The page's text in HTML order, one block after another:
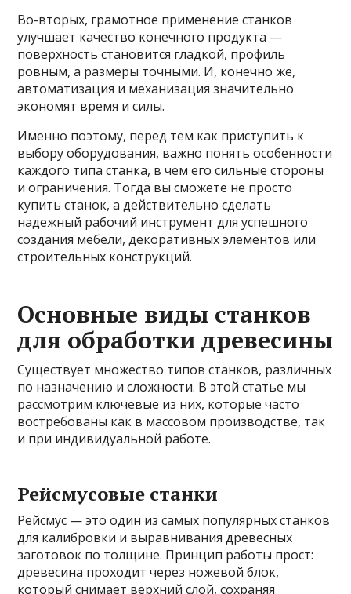
Во-вторых, грамотное применение станков
улучшает качество конечного продукта —
поверхность становится гладкой, профиль
ровным, а размеры точными. И, конечно же,
автоматизация и механизация значительно
экономят время и силы.
Именно поэтому, перед тем как приступить к
выбору оборудования, важно понять особенности
каждого типа станка, в чём его сильные стороны
и ограничения. Тогда вы сможете не просто
купить станок, а действительно сделать
надежный рабочий инструмент для успешного
создания мебели, декоративных элементов или
строительных конструкций.
Основные виды станков
для обработки древесины
Существует множество типов станков, различных
по назначению и сложности. В этой статье мы
рассмотрим ключевые из них, которые часто
востребованы как в массовом производстве, так
и при индивидуальной работе.
Рейсмусовые станки
Рейсмус — это один из самых популярных станков
для калибровки и выравнивания древесных
заготовок по толщине. Принцип работы прост:
древесина проходит через ножевой блок,
который снимает верхний слой, сохраняя